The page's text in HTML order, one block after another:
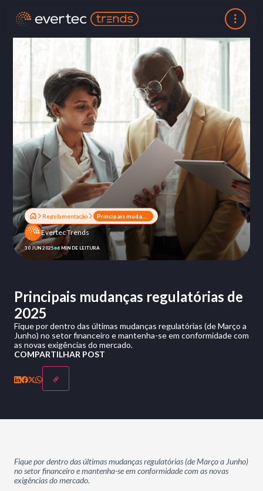
Regulamentação
Evertec Trends
30 JUN 2025 6 MIN DE LEITURA
Principais mudanças regulatórias de
2025
Fique por dentro das últimas mudanças regulatórias (de Março a
Junho) no setor financeiro e mantenha-se em conformidade com
as novas exigências do mercado.
COMPARTILHAR POST
Fique por dentro dasúltimasmudanças regulatórias (de Março a Junho)
no setor financeiroe mantenha-se em conformidade com as novas
exigências domercado.